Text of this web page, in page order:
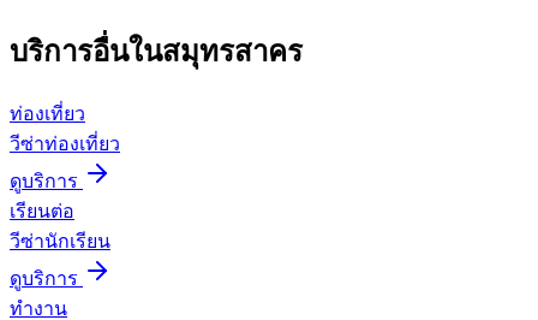
บริการอื่นในสมุทรสาคร
ท่องเที่ยว
วีซ่าท่องเที่ยว
ดูบริการ
เรียนต่อ
วีซ่านักเรียน
ดูบริการ
ทำงาน